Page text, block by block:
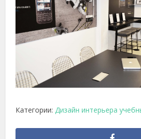
Категории:Дизайн интерьера